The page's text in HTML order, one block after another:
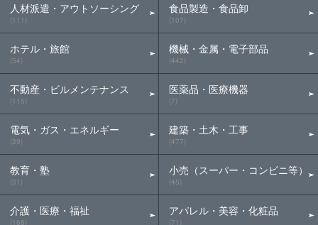
人材派遣・アウトソーシング
(111)
ホテル・旅館
(54)
不動産・ビルメンテナンス
(115)
電気・ガス・エネルギー
(39)
教育・塾
(31)
介護・医療・福祉
(168)
食品製造・食品卸
(107)
機械・金属・電子部品
(442)
医薬品・医療機器
(7)
建築・土木・工事
(477)
小売（スーパー・コンビニ等）
(45)
アパレル・美容・化粧品
(71)